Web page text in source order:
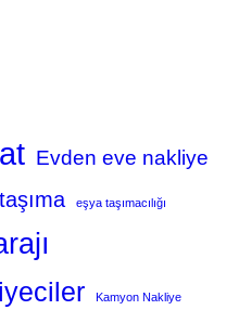
Evden eve nakliye
eşya taşımacılığı
Kamyon Nakliye